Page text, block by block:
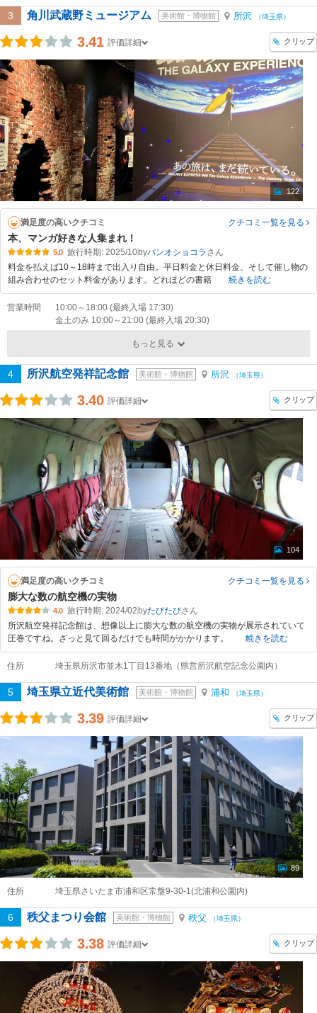
3 角川武蔵野ミュージアム 美術館・博物館 所沢 （埼玉県）
3.41 評価詳細 クリップ
122
満足度の高いクチコミ クチコミ一覧を見る
本、マンガ好きな人集まれ！
5.0 旅行時期: 2025/10byパンオショコラ
料金を払えば10～18時まで出入り自由。平日料金と休日料金、そして催し物の
組み合わせのセット料金があります。どれほどの書籍
続きを読む
営業時間
10:00～18:00 (最終入場 17:30)
金土のみ 10:00～21:00 (最終入場 20:30)
もっと見る
4 所沢航空発祥記念館 美術館・博物館 所沢 （埼玉県）
3.40 評価詳細 クリップ
104
満足度の高いクチコミ クチコミ一覧を見る
膨大な数の航空機の実物
4.0 旅行時期: 2024/02 byたびたび
所沢航空発祥記念館は、想像以上に膨大な数の航空機の実物が展示されていて
圧巻ですね。ざっと見て回るだけでも時間がかかります。
続きを読む
住所 埼玉県所沢市並木1丁目13番地（県営所沢航空記念公園内）
5 埼玉県立近代美術館 美術館・博物館 浦和 （埼玉県）
3.39 評価詳細 クリップ
89
住所 埼玉県さいたま市浦和区常盤9-30-1(北浦和公園内)
6 秩父まつり会館 美術館・博物館 秩父 （埼玉県）
3.38 評価詳細 クリップ